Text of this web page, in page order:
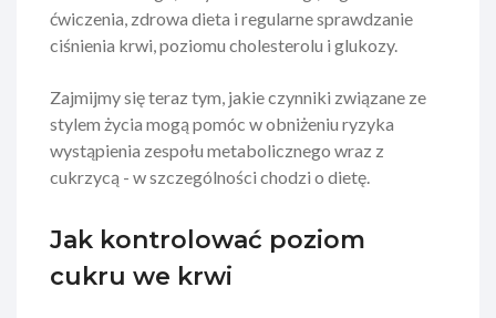
ćwiczenia, zdrowa dieta i regularne sprawdzanie
ciśnienia krwi, poziomu cholesterolu i glukozy.
Zajmijmy się teraz tym, jakie czynniki związane ze
stylem życia mogą pomóc w obniżeniu ryzyka
wystąpienia zespołu metabolicznego wraz z
cukrzycą - w szczególności chodzi o dietę.
Jak kontrolować poziom
cukru we krwi